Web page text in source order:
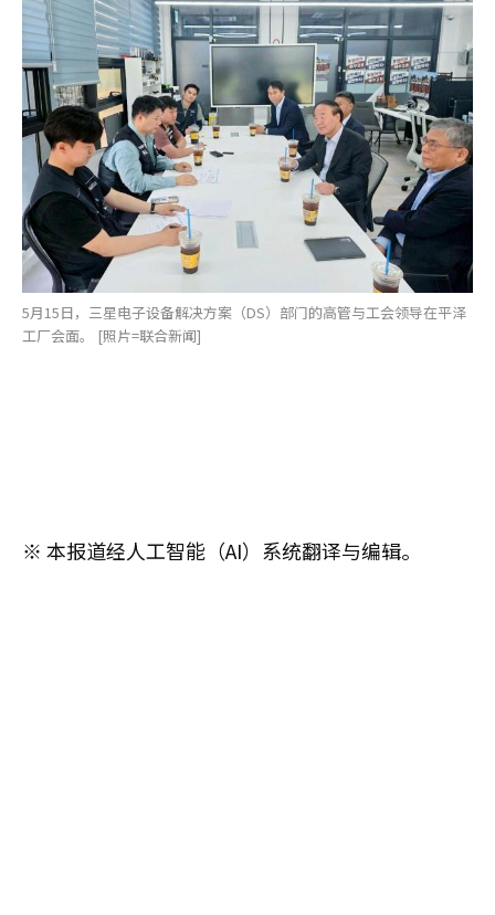
5月15日，三星电子设备解决方案（DS）部门的高管与工会领导在平泽
工厂会面。 [照片=联合新闻]
※ 本报道经人工智能（AI）系统翻译与编辑。